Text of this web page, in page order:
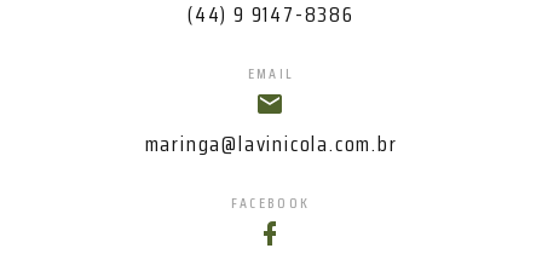
(44) 9 9147-8386
EMAIL
maringa@lavinicola.com.br
FACEBOOK